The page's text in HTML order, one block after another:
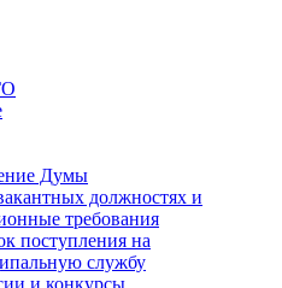
Думы
должностях и
требования
поступления на
службу
и конкурсы